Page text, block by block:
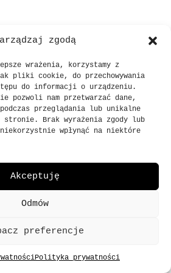
zgodą
wrażenia, korzystamy z
pliki cookie, do przechowywania
do informacji o urządzeniu.
pozwoli nam przetwarzać dane,
przeglądania lub unikalne
Brak wyrażenia zgody lub
niekorzystnie wpłynąć na niektóre
Akceptuję
Odmów
preferencje
Polityka prywatności
BĘDZIE PRO8L3M
PRYWATNOŚCI